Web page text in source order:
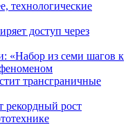
технологические
доступ через
«Набор из семи шагов к
трансграничные
рекордный рост